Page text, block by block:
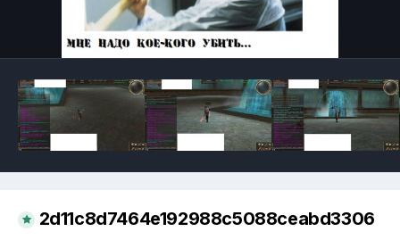
Инструменты
2d11c8d7464e192988c5088ceabd3306